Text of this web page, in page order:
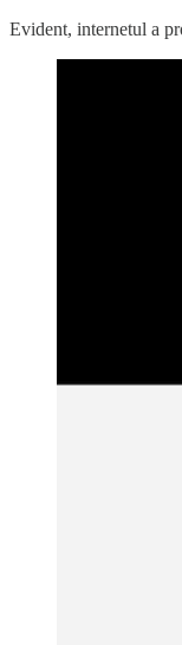
Evident, internetul a